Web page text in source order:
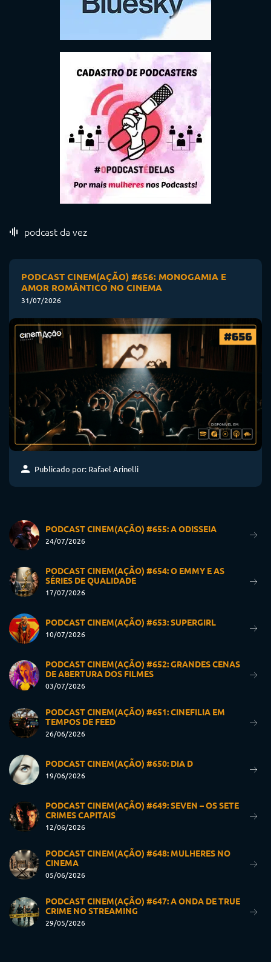
podcast da vez
PODCAST CINEM(AÇÃO) #656: MONOGAMIA E
AMOR ROMÂNTICO NO CINEMA
31/07/2026
Publicado por: Rafael Arinelli
PODCAST CINEM(AÇÃO) #655: A ODISSEIA
24/07/2026
PODCAST CINEM(AÇÃO) #654: O EMMY E AS
SÉRIES DE QUALIDADE
17/07/2026
PODCAST CINEM(AÇÃO) #653: SUPERGIRL
10/07/2026
PODCAST CINEM(AÇÃO) #652: GRANDES CENAS
DE ABERTURA DOS FILMES
03/07/2026
PODCAST CINEM(AÇÃO) #651: CINEFILIA EM
TEMPOS DE FEED
26/06/2026
PODCAST CINEM(AÇÃO) #650: DIA D
19/06/2026
PODCAST CINEM(AÇÃO) #649: SEVEN – OS SETE
CRIMES CAPITAIS
12/06/2026
PODCAST CINEM(AÇÃO) #648: MULHERES NO
CINEMA
05/06/2026
PODCAST CINEM(AÇÃO) #647: A ONDA DE TRUE
CRIME NO STREAMING
29/05/2026